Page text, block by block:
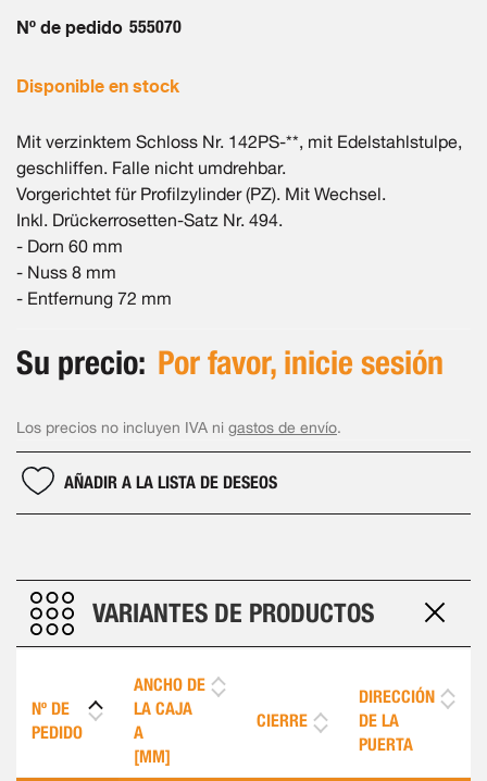
de
Nº de pedido 555070
Disponible en stock
Mit verzinktem Schloss Nr. 142PS-**, mit Edelstahlstulpe,
geschliffen. Falle nicht umdrehbar.
Vorgerichtet für Profilzylinder (PZ). Mit Wechsel.
Inkl. Drückerrosetten-Satz Nr. 494.
- Dorn 60 mm
- Nuss 8 mm
- Entfernung 72 mm
Su precio: Por favor, inicie sesión
Los precios no incluyen IVA ni gastos de envío.
AÑADIR A LA LISTA DE DESEOS
VARIANTES DE PRODUCTOS
Nº DE
PEDIDO
ANCHO DE
LA CAJA
A
[MM]
CIERRE
DIRECCIÓN
DE LA
PUERTA